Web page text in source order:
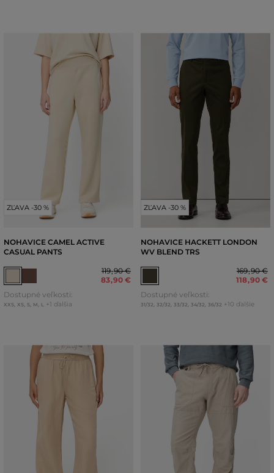
ZĽAVA -30 %
NOHAVICE CAMEL ACTIVE
CASUAL PANTS
119,90 €
83,90 €
Dostupné veľkosti:
XXS, XS, S, M L +1 ďalšia
ZĽAVA -30 %
NOHAVICE HACKETT LONDON
WV BLEND TRS
169,90 €
118,90 €
Dostupné veľkosti:
31/32 32/32 33/32 34/32 36/32 +10 ďalšie